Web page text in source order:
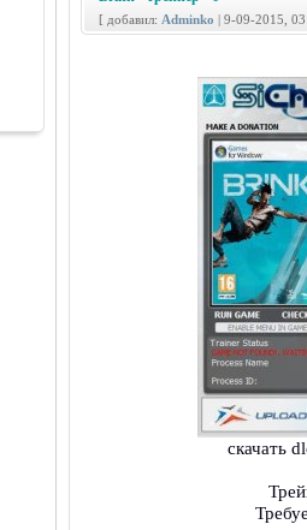
[ добавил: Adminko | 9-09-2015,
скачать